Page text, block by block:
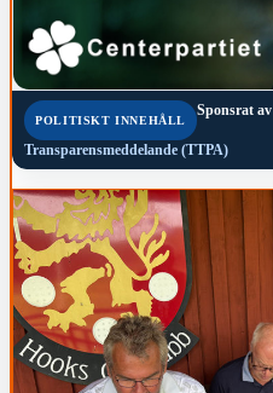
POLITISKT INNEHÅLL
Sponsrat av
Transparensmeddelande (TTPA)